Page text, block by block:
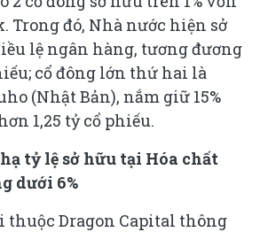
Trong đó, Nhà nước hiện sở
lệ ngân hàng, tương đương
cổ đông lớn thứ hai là
(Nhật Bản), nắm giữ 15%
1,25 tỷ cổ phiếu.
tỷ lệ sở hữu tại Hóa chất
dưới 6%
thuộc Dragon Capital thông